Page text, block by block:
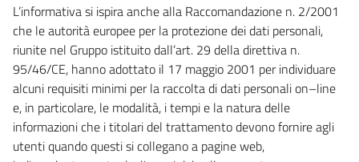
L’informativa si ispira anche alla Raccomandazione n. 2/2001
che le autorità europee per la protezione dei dati personali,
riunite nel Gruppo istituito dall’art. 29 della direttiva n.
95/46/CE, hanno adottato il 17 maggio 2001 per individuare
alcuni requisiti minimi per la raccolta di dati personali on–line
e, in particolare, le modalità, i tempi e la natura delle
informazioni che i titolari del trattamento devono fornire agli
utenti quando questi si collegano a pagine web,